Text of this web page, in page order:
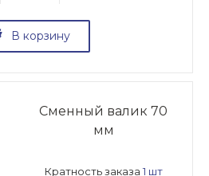
В корзину
Сменный валик 70
мм
Кратность заказа 1 шт